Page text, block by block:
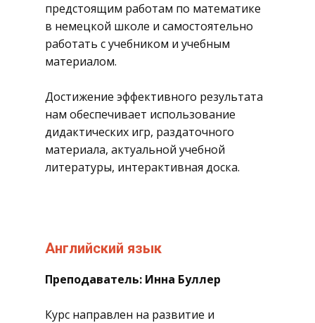
предстоящим работам по математике
в немецкой школе и самостоятельно
работать с учебником и учебным
материалом.
Достижение эффективного результата
нам обеспечивает использование
дидактических игр, раздаточного
материала, актуальной учебной
литературы, интерактивная доска.
​Английский язык
​Преподаватель: Инна Буллер
​Курс направлен на развитие и